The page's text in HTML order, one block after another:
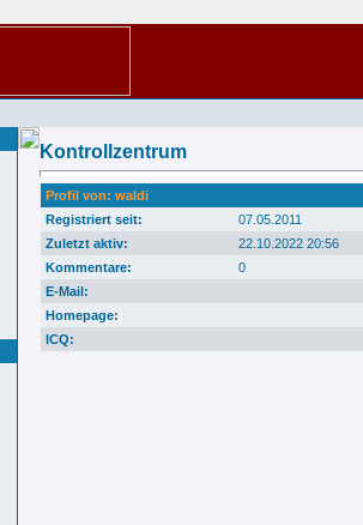
Kontrollzentrum
Profil von: waldi
Registriert seit:
07.05.2011
Zuletzt aktiv:
22.10.2022 20:56
Kommentare:
0
E-Mail:
Homepage:
ICQ: